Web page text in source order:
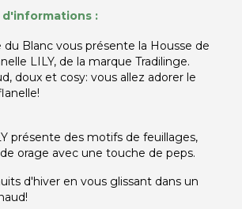
:
du Blanc vous présente la Housse de
LILY, de la marque Tradilinge.
doux et cosy: vous allez adorer le
présente des motifs de feuillages,
orage avec une touche de peps.
d'hiver en vous glissant dans un